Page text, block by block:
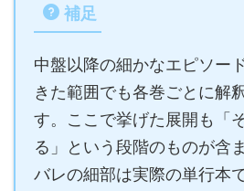
補足
中盤以降の細かなエピソー
きた範囲でも各巻ごとに解
す。ここで挙げた展開も「
る」という段階のものが含
バレの細部は実際の単行本